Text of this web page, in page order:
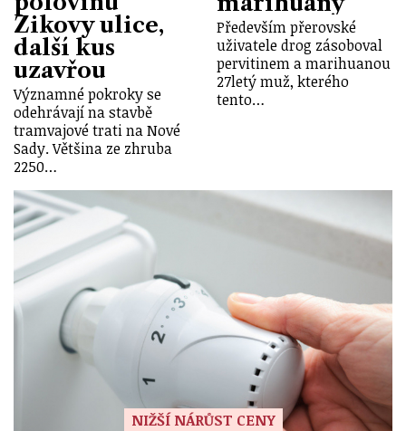
Zikovy ulice,
další kus
uzavřou
Významné pokroky se
odehrávají na stavbě
tramvajové trati na Nové
Sady. Většina ze zhruba
2250…
Především přerovské
uživatele drog zásoboval
pervitinem a marihuanou
27letý muž, kterého
tento…
NIŽŠÍ NÁRŮST CENY